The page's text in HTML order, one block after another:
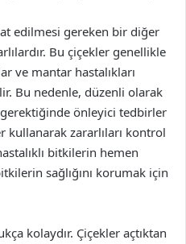
edilmesi gereken bir diğer
Bu çiçekler genellikle
ve mantar hastalıkları
Bu nedenle, düzenli olarak
önleyici tedbirler
kullanarak zararlıları kontrol
bitkilerin hemen
sağlığını korumak için
kolaydır. Çiçekler açtıktan